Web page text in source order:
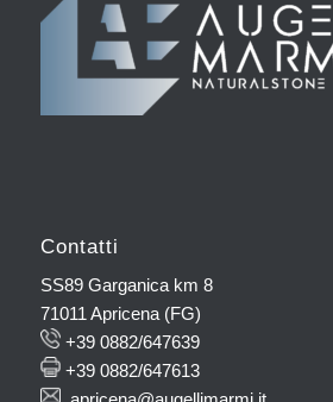
Contatti
SS89 Garganica km 8
71011 Apricena (FG)
+39 0882/647639
+39 0882/647613